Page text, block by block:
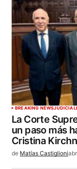
BREAKING NEWS
La Corte
un paso más
Cristina
de Matías Castiglioni